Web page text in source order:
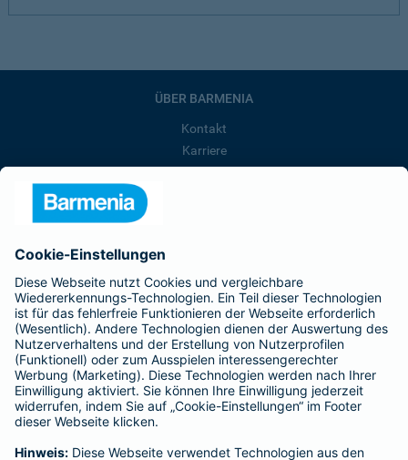
ÜBER BARMENIA
Kontakt
Karriere
Barmenia ist Teil der BarmeniaGothaer
BELIEBTE SEITEN
Kranken-Zusatzversicherung
Tierversicherungen
Haftpflichtversicherung
Hausratversicherung